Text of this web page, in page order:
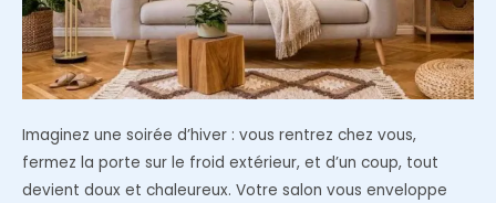
Imaginez une soirée d’hiver : vous rentrez chez vous,
fermez la porte sur le froid extérieur, et d’un coup, tout
devient doux et chaleureux. Votre salon vous enveloppe